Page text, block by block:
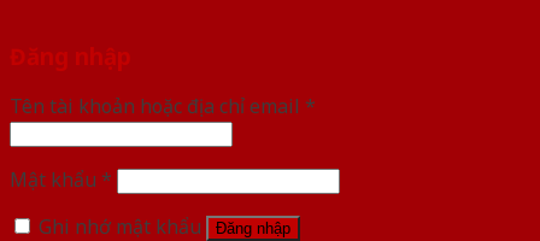
Đăng nhập
Tên tài khoản hoặc địa chỉ email *
Mật khẩu *
Ghi nhớ mật khẩu
Đăng nhập